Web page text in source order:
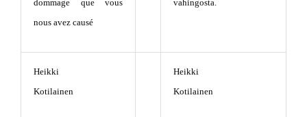
dommage que vous
nous avez causé
vahingosta.
Heikki
Kotilainen
Heikki
Kotilainen